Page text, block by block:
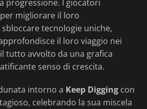
progressione. I giocatori
migliorare il loro
tecnologie uniche,
il loro viaggio nei
tutto avvolto da una grafica
senso di crescita.
intorno a Keep Digging con
celebrando la sua miscela